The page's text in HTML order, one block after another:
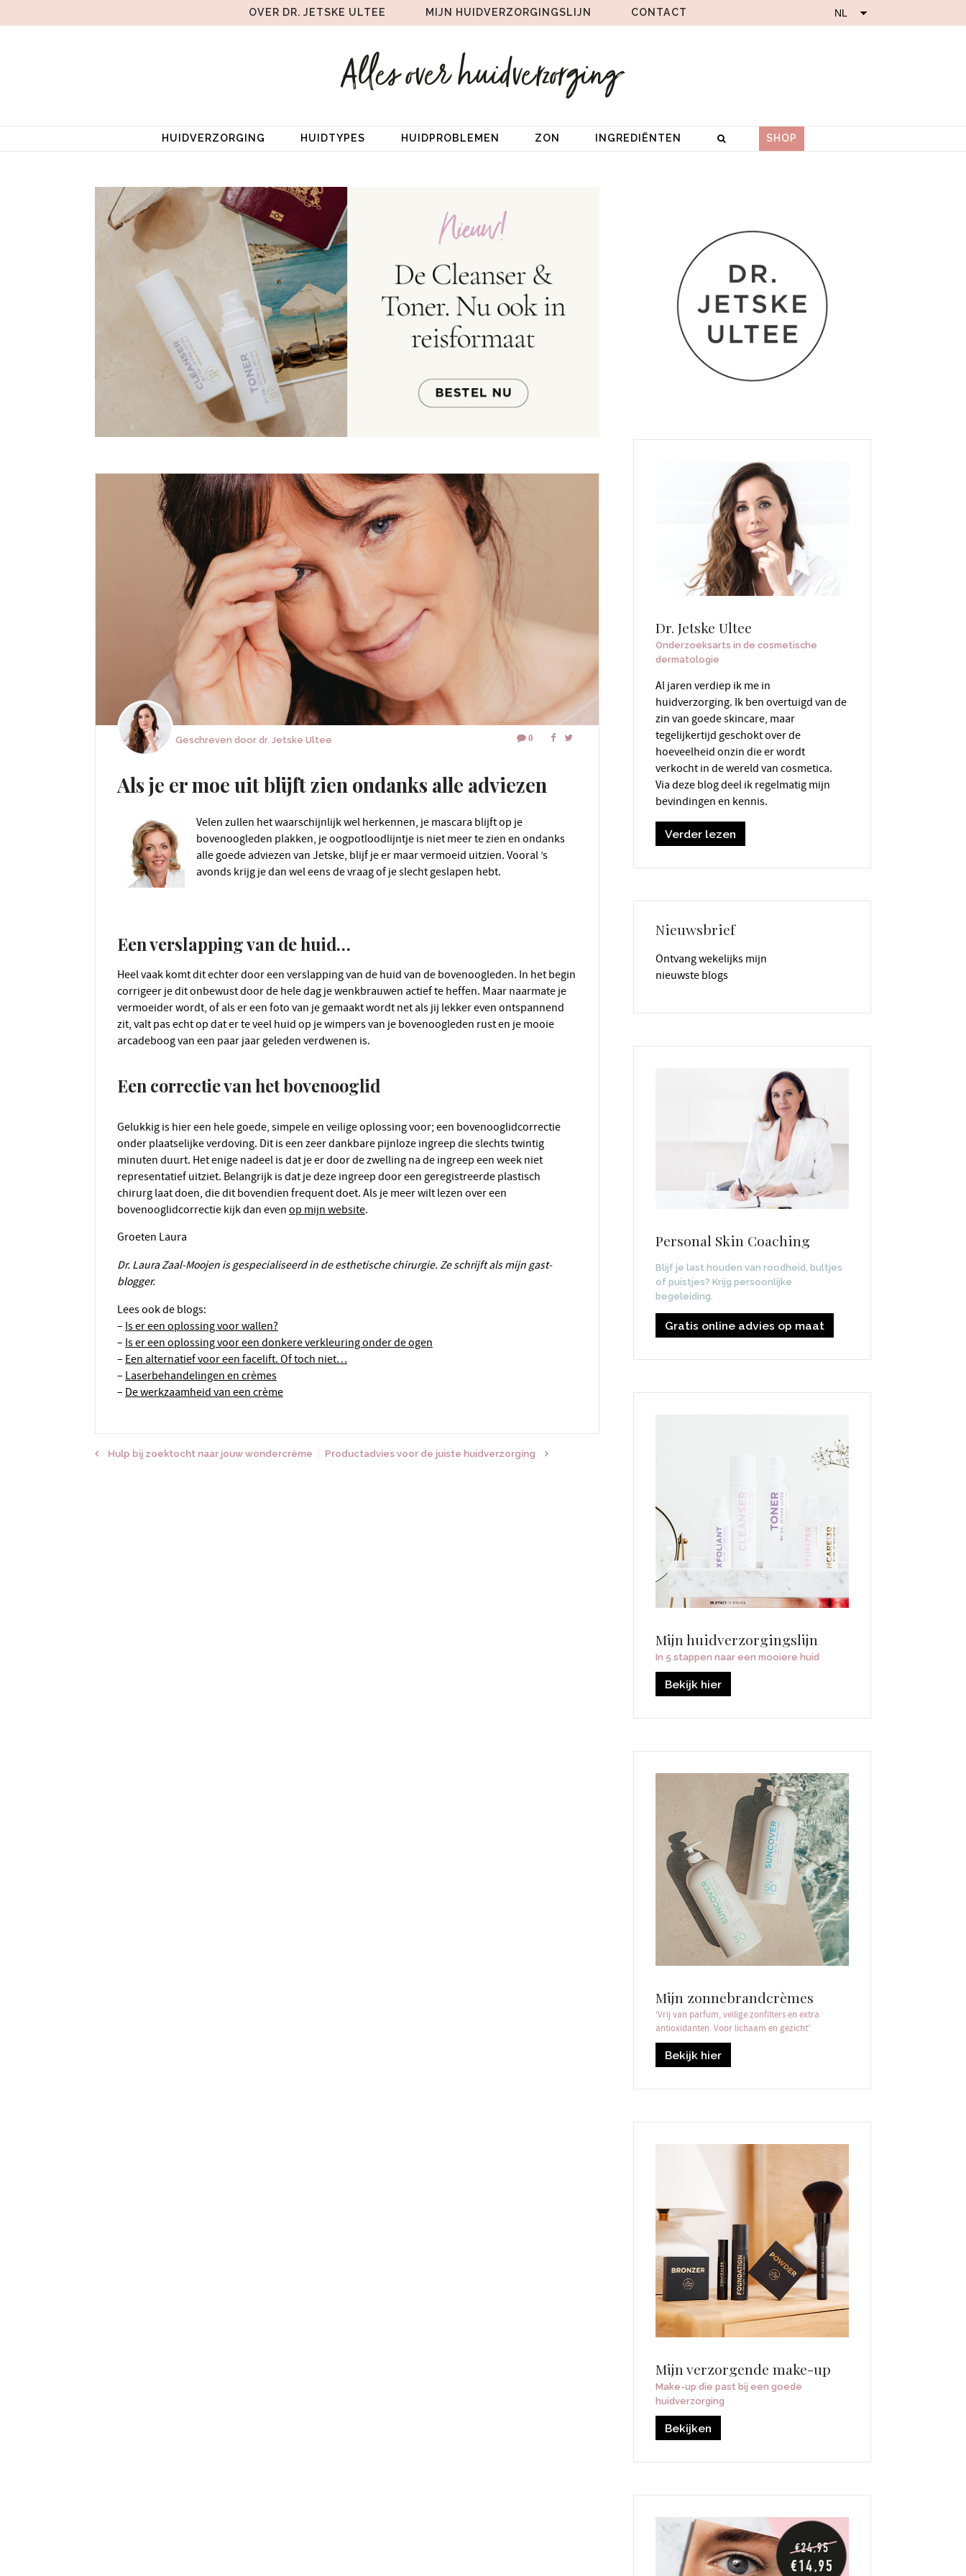
OVER DR. JETSKE ULTEE MIJN HUIDVERZORGINGSLIJN CONTACT
HUIDVERZORGING HUIDTYPES HUIDPROBLEMEN ZON INGREDIËNTEN SHOP
Geschreven door dr. Jetske Ultee 0
Als je er moe uit blijft zien ondanks alle adviezen
Velen zullen het waarschijnlijk wel herkennen, je mascara blijft op je
bovenoogleden plakken, je oogpotloodlijntje is niet meer te zien en ondanks
alle goede adviezen van Jetske, blijf je er maar vermoeid uitzien. Vooral ’s
avonds krijg je dan wel eens de vraag of je slecht geslapen hebt.
Een verslapping van de huid…
Heel vaak komt dit echter door een verslapping van de huid van de bovenoogleden. In het begin
corrigeer je dit onbewust door de hele dag je wenkbrauwen actief te heffen. Maar naarmate je
vermoeider wordt, of als er een foto van je gemaakt wordt net als jij lekker even ontspannend
zit, valt pas echt op dat er te veel huid op je wimpers van je bovenoogleden rust en je mooie
arcadeboog van een paar jaar geleden verdwenen is.
Een correctie van het bovenooglid
Gelukkig is hier een hele goede, simpele en veilige oplossing voor; een bovenooglidcorrectie
onder plaatselijke verdoving. Dit is een zeer dankbare pijnloze ingreep die slechts twintig
minuten duurt. Het enige nadeel is dat je er door de zwelling na de ingreep een week niet
representatief uitziet. Belangrijk is dat je deze ingreep door een geregistreerde plastisch
chirurg laat doen, die dit bovendien frequent doet. Als je meer wilt lezen over een
bovenooglidcorrectie kijk dan even op mijn website.
Groeten Laura
Dr. Laura Zaal-Moojen is gespecialiseerd in de esthetische chirurgie. Ze schrijft als mijn gast-
blogger.
Lees ook de blogs:
– Is er een oplossing voor wallen?
– Is er een oplossing voor een donkere verkleuring onder de ogen
– Een alternatief voor een facelift. Of toch niet…
– Laserbehandelingen en crèmes
– De werkzaamheid van een crème
Hulp bij zoektocht naar jouw wondercrème Productadvies voor de juiste huidverzorging
Dr. Jetske Ultee
Onderzoeksarts in de cosmetische
dermatologie
Al jaren verdiep ik me in
huidverzorging. Ik ben overtuigd van de
zin van goede skincare, maar
tegelijkertijd geschokt over de
hoeveelheid onzin die er wordt
verkocht in de wereld van cosmetica.
Via deze blog deel ik regelmatig mijn
bevindingen en kennis.
Verder lezen
Nieuwsbrief
Ontvang wekelijks mijn
nieuwste blogs
Personal Skin Coaching
Blijf je last houden van roodheid, bultjes
of puistjes? Krijg persoonlijke
begeleiding.
Gratis online advies op maat
Mijn huidverzorgingslijn
In 5 stappen naar een mooiere huid
Bekijk hier
Mijn zonnebrandcrèmes
‘Vrij van parfum, veilige zonfilters en extra
antioxidanten. Voor lichaam en gezicht’
Bekijk hier
Mijn verzorgende make-up
Make-up die past bij een goede
huidverzorging
Bekijken